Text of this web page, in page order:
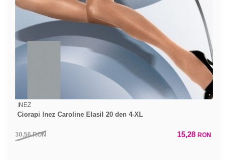
INEZ
Ciorapi Inez Caroline Elasil 20 den 4-XL
30,56RON 15,28 RON